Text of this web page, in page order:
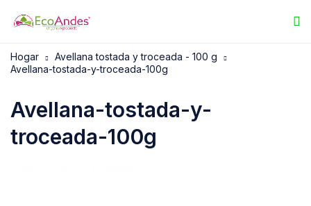
Hogar
Avellana tostada y troceada - 100 g
Avellana-tostada-y-troceada-100g
Avellana-tostada-y-
troceada-100g